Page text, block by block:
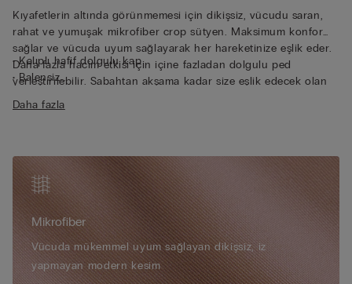
Kıyafetlerin altında görünmemesi için dikişsiz, vücudu saran,
rahat ve yumuşak mikrofiber crop sütyen. Maksimum konfor
sağlar ve vücuda uyum sağlayarak her hareketinize eşlik eder.
Daha fazla hacim etkisi için içine fazladan dolgulu ped
yerleştirilebilir. Sabahtan akşama kadar size eşlik edecek olan
bu sütyen, ayrıca gece giymek için de mükemmeldir.
• Kalıplı hafif dolgulu kap
• Balensiz
• Göğüsleri daha yuvarlak gösterir
Daha fazla
Mikrofiber
Vücuda mükemmel uyum sağlayan dikişsiz, iz
yapmayan modern kesim